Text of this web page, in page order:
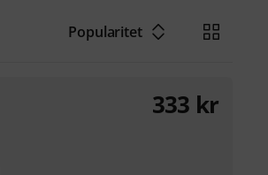
Popularitet
333 kr